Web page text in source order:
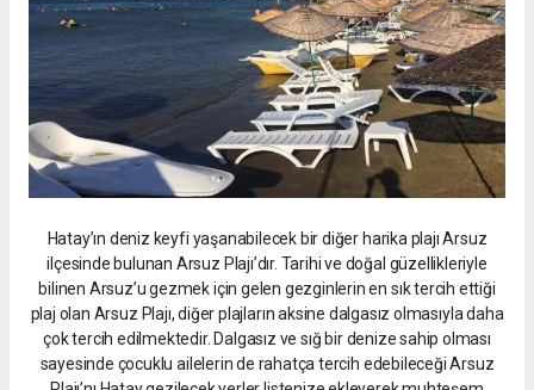
Hatay’ın deniz keyfi yaşanabilecek bir diğer harika plajı Arsuz
ilçesinde bulunan Arsuz Plajı’dır. Tarihi ve doğal güzellikleriyle
bilinen Arsuz’u gezmek için gelen gezginlerin en sık tercih ettiği
plaj olan Arsuz Plajı, diğer plajların aksine dalgasız olmasıyla daha
çok tercih edilmektedir. Dalgasız ve sığ bir denize sahip olması
sayesinde çocuklu ailelerin de rahatça tercih edebileceği Arsuz